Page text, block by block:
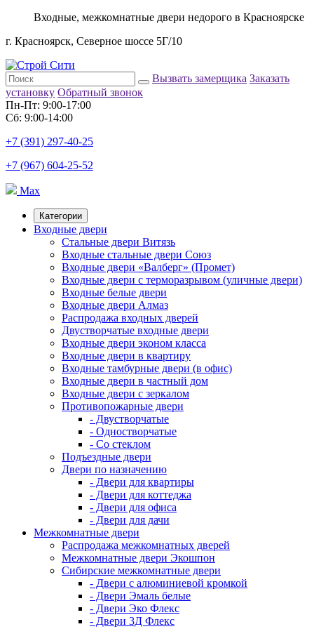
Входные, межкомнатные двери недорого в Красноярске
г. Красноярск, Северное шоссе 5Г/10
Вызвать замерщика Заказать
установку Обратный звонок
Пн-Пт: 9:00-17:00
Сб: 9:00-14:00
+7 (391) 297-40-25
+7 (967) 604-25-52
Max
Категории
Входные двери
Стальные двери Витязь
Входные стальные двери Союз
Входные двери «Валберг» (Промет)
Входные двери с терморазрывом (уличные двери)
Входные белые двери
Входные двери Алмаз
Распродажа входных дверей
Двустворчатые входные двери
Входные двери эконом класса
Входные двери в квартиру
Входные тамбурные двери (в офис)
Входные двери в частный дом
Входные двери с зеркалом
Противопожарные двери
- Двустворчатые
- Одностворчатые
- Со стеклом
Подъездные двери
Двери по назначению
- Двери для квартиры
- Двери для коттеджа
- Двери для офиса
- Двери для дачи
Межкомнатные двери
Распродажа межкомнатных дверей
Межкомнатные двери Экошпон
Сибирские межкомнатные двери
- Двери с алюминиевой кромкой
- Двери Эмаль белые
- Двери Эко Флекс
- Двери 3Д Флекс